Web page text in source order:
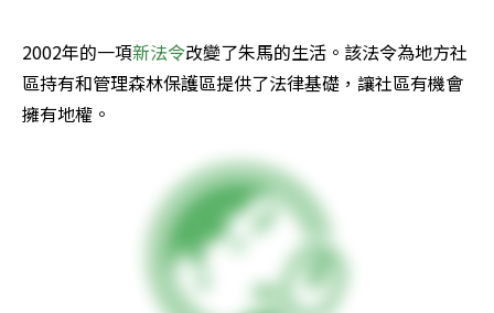
2002年的一項新法令改變了朱馬的生活。該法令為地方社
區持有和管理森林保護區提供了法律基礎，讓社區有機會
擁有地權。